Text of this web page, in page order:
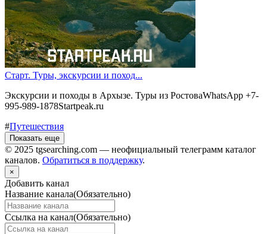
Старт. Туры, экскурсии и поход...
Экскурсии и походы в Архызе. Туры из РостоваWhatsApp +7-
995-989-1878Startpeak.ru
#Путешествия
Показать еще
© 2025 tgsearching.com — неофициальный телеграмм каталог
каналов. Обратиться в поддержку.
×
Добавить канал
Название канала(Обязательно)
Ссылка на канал(Обязательно)